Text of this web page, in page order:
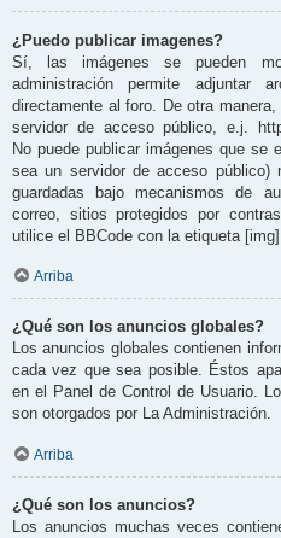
¿Puedo publicar imagenes?
Sí, las imágenes se pueden
administración permite adjuntar
directamente al foro. De otra
servidor de acceso público, e.j.
No puede publicar imágenes que se
sea un servidor de acceso público)
guardadas bajo mecanismos de
correo, sitios protegidos por
utilice el BBCode con la etiqueta [img].
Arriba
¿Qué son los anuncios globales?
Los anuncios globales contienen
cada vez que sea posible. Éstos
en el Panel de Control de Usuario.
son otorgados por La Administración.
Arriba
¿Qué son los anuncios?
Los anuncios muchas veces